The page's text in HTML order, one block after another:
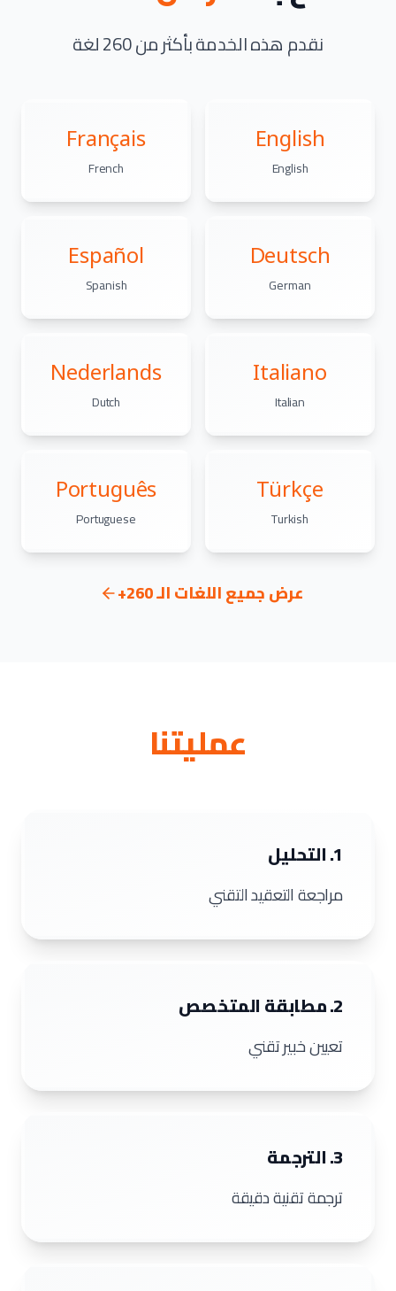
نقدم هذه الخدمة بأكثر من 260 لغة
English
English
Français
French
Deutsch
German
Español
Spanish
Italiano
Italian
Nederlands
Dutch
Türkçe
Turkish
Português
Portuguese
عرض جميع اللغات الـ 260+
عمليتنا
1. التحليل
مراجعة التعقيد التقني
2. مطابقة المتخصص
تعيين خبير تقني
3. الترجمة
ترجمة تقنية دقيقة